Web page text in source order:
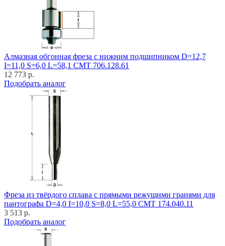
Алмазная обгонная фреза с нижним подшипником D=12,7
I=11,0 S=6,0 L=58,1 CMT 706.128.61
12 773 р.
Подобрать аналог
Фреза из твёрдого сплава с прямыми режущими гранями для
пантографа D=4,0 I=10,0 S=8,0 L=55,0 CMT 174.040.11
3 513 р.
Подобрать аналог